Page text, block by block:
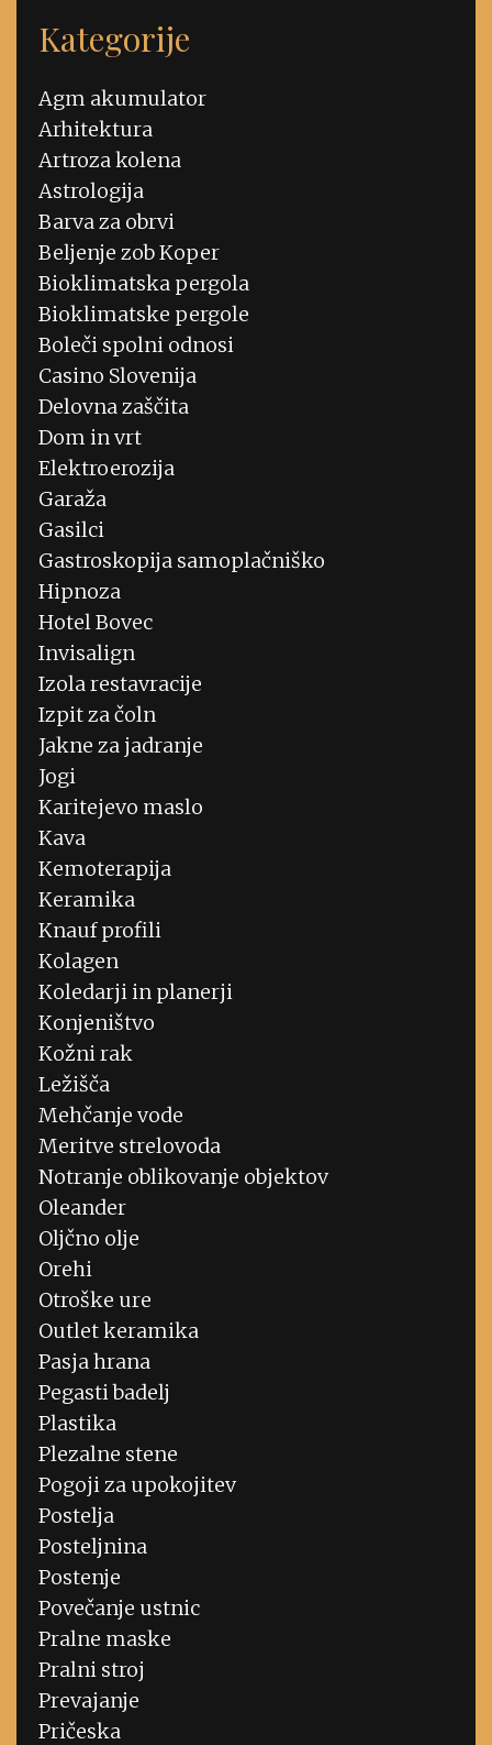
Kategorije
Agm akumulator
Arhitektura
Artroza kolena
Astrologija
Barva za obrvi
Beljenje zob Koper
Bioklimatska pergola
Bioklimatske pergole
Boleči spolni odnosi
Casino Slovenija
Delovna zaščita
Dom in vrt
Elektroerozija
Garaža
Gasilci
Gastroskopija samoplačniško
Hipnoza
Hotel Bovec
Invisalign
Izola restavracije
Izpit za čoln
Jakne za jadranje
Jogi
Karitejevo maslo
Kava
Kemoterapija
Keramika
Knauf profili
Kolagen
Koledarji in planerji
Konjeništvo
Kožni rak
Ležišča
Mehčanje vode
Meritve strelovoda
Notranje oblikovanje objektov
Oleander
Oljčno olje
Orehi
Otroške ure
Outlet keramika
Pasja hrana
Pegasti badelj
Plastika
Plezalne stene
Pogoji za upokojitev
Postelja
Posteljnina
Postenje
Povečanje ustnic
Pralne maske
Pralni stroj
Prevajanje
Pričeska